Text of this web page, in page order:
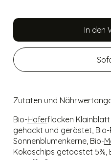
In den
Zutaten und
Bio-Haferflocken Klainblatt
gehackt und geröstet, Bio-
Sonnenblumenkerne, Bio-
Kokoschips getoastet 5%,